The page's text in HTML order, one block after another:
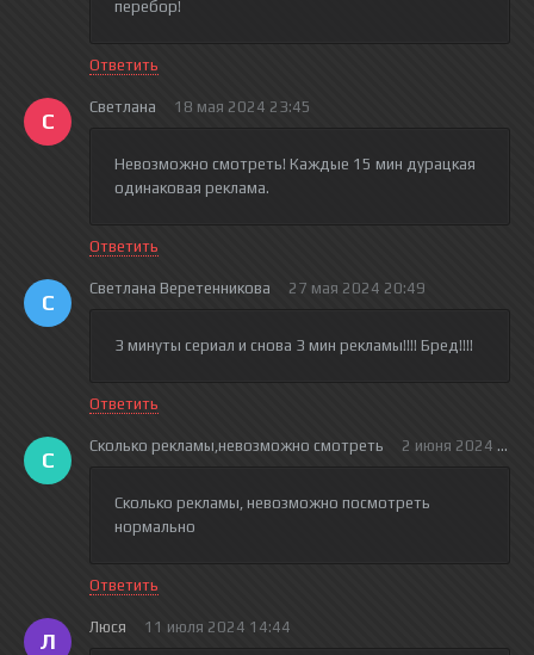
перебор!
Ответить
С
Светлана 18 мая 2024 23:45
Невозможно смотреть! Каждые 15 мин дурацкая
одинаковая реклама.
Ответить
С
Светлана Веретенникова 27 мая 2024 20:49
3 минуты сериал и снова 3 мин рекламы!!!! Бред!!!!
Ответить
С
Сколько рекламы,невозможно смотреть 2 июня 2024
Сколько рекламы, невозможно посмотреть
нормально
Ответить
Л
Люся 11 июля 2024 14:44